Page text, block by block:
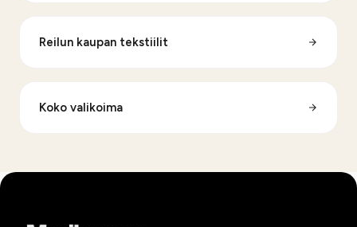
Reilun kaupan tekstiilit
Koko valikoima